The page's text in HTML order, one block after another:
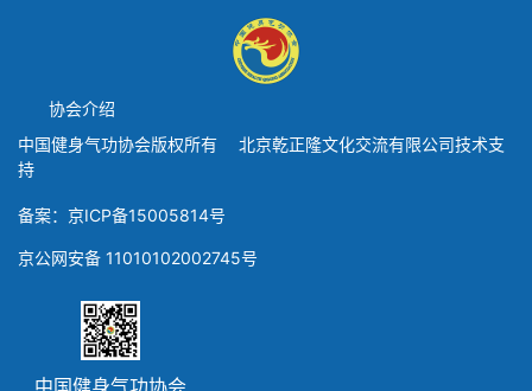
协会介绍
中国健身气功协会版权所有 北京乾正隆文化交流有限公司技术支
持
备案：京ICP备15005814号
京公网安备 11010102002745号
中国健身气功协会